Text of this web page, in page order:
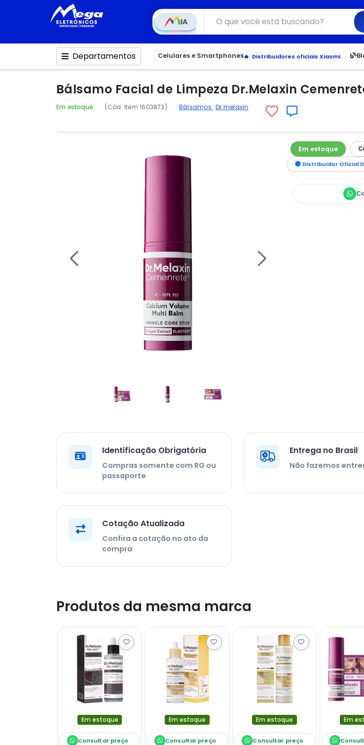
IA
Departamentos Celulares e Smartphones
Apple, Samsung e Outros
Bálsamo Facial de Limpeza Dr.Melaxin
Em estoque (Cód. Item 1603873) Bálsamos Dr.melaxin
Em estoque
Distribuidor Oficial
Identificação Obrigatória
Compras somente com RG ou
passaporte
Entrega no Brasil
Não fazemos
Cotação Atualizada
Confira a cotação no ato da
compra
Produtos da mesma marca
Em estoque
Consultar preço
Em estoque
Consultar preço
Em estoque
Consultar preço
Em